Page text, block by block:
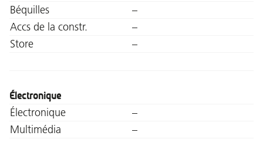
Béquilles
–
Accs de la constr.
–
Store
–
Électronique
Électronique
–
Multimédia
–